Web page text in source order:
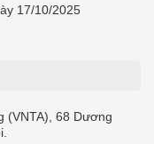
17/10/2025
(VNTA), 68 Dương